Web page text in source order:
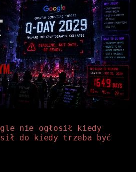
nie ogłosił kiedy
do kiedy trzeba być